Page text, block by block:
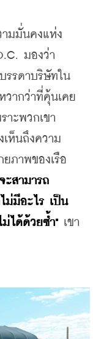
มมั่นคงแห่ง
มองว่า
รรดาบริษัทใน
วากว่าที่คุ้นเคย
าะพวกเขา
เห็นถึงความ
ภาพของเรือ
ะสามารถ
ม่มีอะไร เป็น
ม่ได้ด้วยซ้ำ" เขา